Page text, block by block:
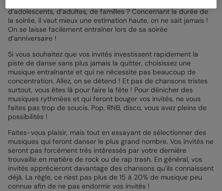
d’adolescents, d’adultes, de familles ? Concernant la durée de
la soirée, il vaut mieux une estimation haute, on ne sait jamais !
On se laisse facilement entraîner lors de sa soirée
d’anniversaire !
Si vous souhaitez que vos invités investissent rapidement la
piste de danse sans plus jamais la quitter, choisissez une
musique entraînante et qui ne nécessite pas beaucoup de
concentration. Allez, on se détend ! Et pas de chansons tristes
surtout, vous êtes là pour faire la fête ! Pour dénicher des
musiques rythmées et qui feront bouger vos invités, ne vous
faites pas trop de soucis. Pop, RNB, disco, vous avez pleins de
possibilités !
Faites-vous plaisir, mais tout en essayant de sélectionner des
musiques qui feront danser le plus grand nombre. Vos invités ne
seront pas forcément très intéressés par votre dernière
trouvaille en matière de rock ou de rap trash. En général, vos
invités apprécieront davantage des chansons qu’ils connaissent
déjà. La règle, ce n'est pas plus de 15 à 20% de musique peu
connue afin de ne pas endormir vos invités !